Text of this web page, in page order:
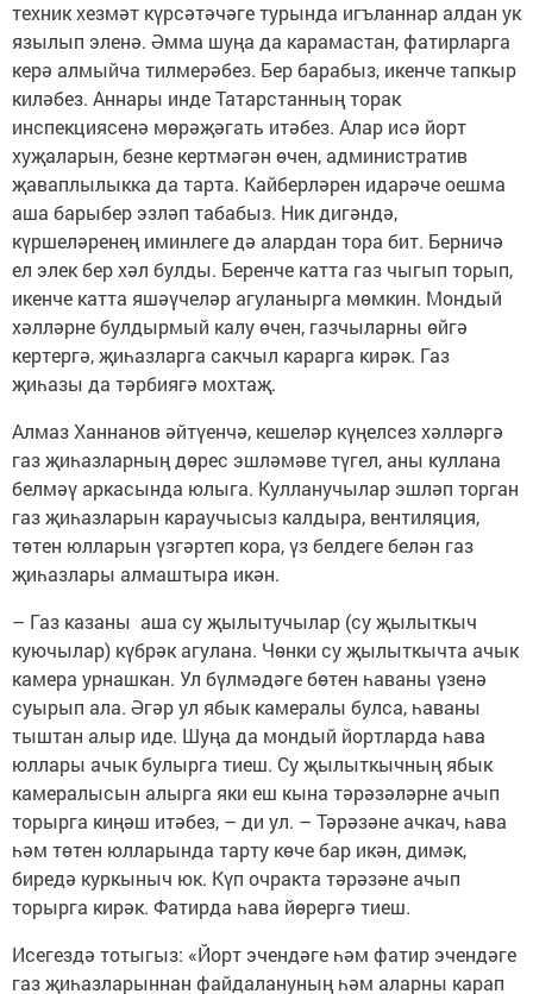
техник хезмәт күрсәтәчәге турында игъланнар алдан ук
язылып эленә. Әмма шуңа да карамастан, фатирларга
керә алмыйча тилмерәбез. Бер барабыз, икенче тапкыр
киләбез. Аннары инде Татарстанның торак
инспекциясенә мөрәҗәгать итәбез. Алар исә йорт
хуҗаларын, безне кертмәгән өчен, административ
җаваплылыкка да тарта. Кайберләрен идарәче оешма
аша барыбер эзләп табабыз. Ник дигәндә,
күршеләренең иминлеге дә алардан тора бит. Берничә
ел элек бер хәл булды. Беренче катта газ чыгып торып,
икенче катта яшәүчеләр агуланырга мөмкин. Мондый
хәлләрне булдырмый калу өчен, газчыларны өйгә
кертергә, җиһазларга сакчыл карарга кирәк. Газ
җиһазы да тәрбиягә мохтаҗ.
Алмаз Ханнанов әйтүенчә, кешеләр күңелсез хәлләргә
газ җиһазларның дөрес эшләмәве түгел, аны куллана
белмәү аркасында юлыга. Кулланучылар эшләп торган
газ җиһазларын караучысыз калдыра, вентиляция,
төтен юлларын үзгәртеп кора, үз белдеге белән газ
җиһазлары алмаштыра икән.
– Газ казаны аша су җылытучылар (су җылыткыч
куючылар) күбрәк агулана. Чөнки су җылыткычта ачык
камера урнашкан. Ул бүлмәдәге бөтен һаваны үзенә
суырып ала. Әгәр ул ябык камералы булса, һаваны
тыштан алыр иде. Шуңа да мондый йортларда һава
юллары ачык булырга тиеш. Су җылыткычның ябык
камералысын алырга яки еш кына тәрәзәләрне ачып
торырга киңәш итәбез, – ди ул. – Тәрәзәне ачкач, һава
һәм төтен юлларында тарту көче бар икән, димәк,
биредә куркыныч юк. Күп очракта тәрәзәне ачып
торырга кирәк. Фатирда һава йөрергә тиеш.
Исегездә тотыгыз: «Йорт эчендәге һәм фатир эчендәге
газ җиһазларыннан файдалануның һәм аларны карап